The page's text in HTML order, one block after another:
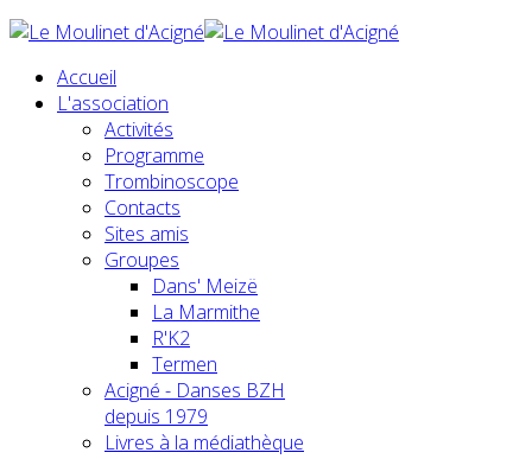
Accueil
L'association
Activités
Programme
Trombinoscope
Contacts
Sites amis
Groupes
Dans' Meizë
La Marmithe
R'K2
Termen
Acigné - Danses BZH
depuis 1979
Livres à la médiathèque